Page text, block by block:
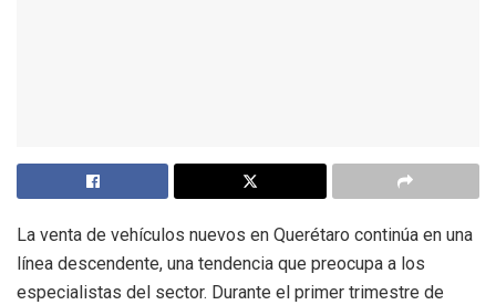
La venta de vehículos nuevos en Querétaro continúa en una
línea descendente, una tendencia que preocupa a los
especialistas del sector. Durante el primer trimestre de